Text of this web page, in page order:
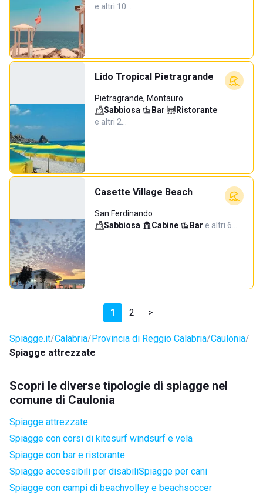
e altri 10…
Lido Tropical Pietragrande
Pietragrande, Montauro
Sabbiosa· Bar· Ristorante·
e altri 2…
Casette Village Beach
San Ferdinando
Sabbiosa· Cabine· Bar·e altri 6…
1 2 >
Spiagge.it Calabria Provincia di Reggio Calabria Caulonia
Spiagge attrezzate
Scopri le diverse tipologie di spiagge nel
comune di Caulonia
Spiagge attrezzate
Spiagge con corsi di kitesurf windsurf e vela
Spiagge con bar e ristorante
Spiagge accessibili per disabiliSpiagge per cani
Spiagge con campi di beachvolley e beachsoccer